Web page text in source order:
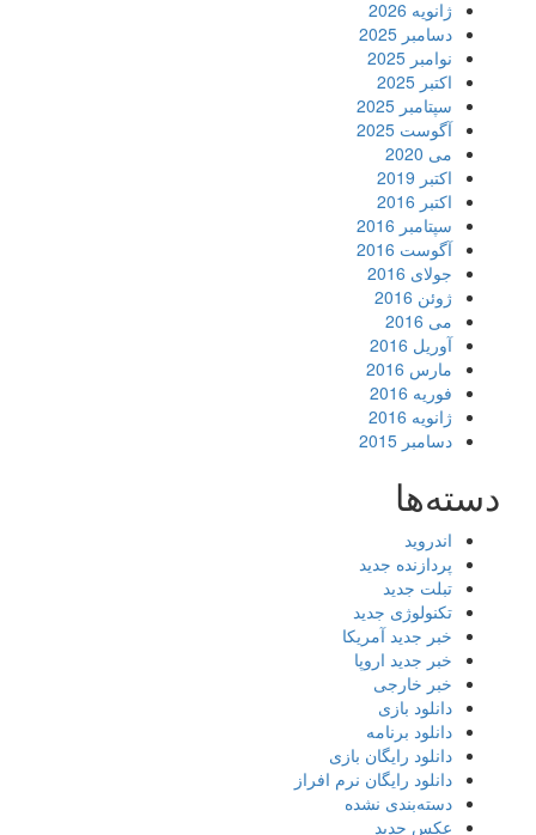
ژانویه 2026
دسامبر 2025
نوامبر 2025
اکتبر 2025
سپتامبر 2025
آگوست 2025
می 2020
اکتبر 2019
اکتبر 2016
سپتامبر 2016
آگوست 2016
جولای 2016
ژوئن 2016
می 2016
آوریل 2016
مارس 2016
فوریه 2016
ژانویه 2016
دسامبر 2015
دسته‌ها
اندروید
پردازنده جدید
تبلت جدید
تکنولوژی جدید
خبر جدید آمریکا
خبر جدید اروپا
خبر خارجی
دانلود بازی
دانلود برنامه
دانلود رایگان بازی
دانلود رایگان نرم افراز
دسته‌بندی نشده
عکس جدید